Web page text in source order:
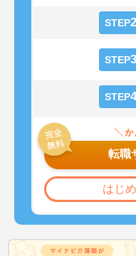
STEP2
STEP3
STEP4
転職
はじ